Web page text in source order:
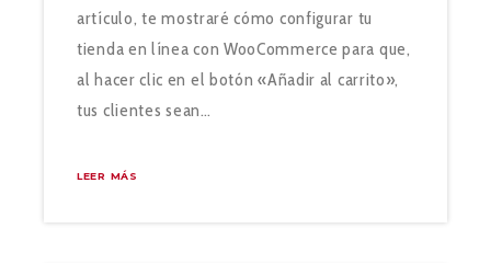
artículo, te mostraré cómo configurar tu
tienda en línea con WooCommerce para que,
al hacer clic en el botón «Añadir al carrito»,
tus clientes sean…
LEER MÁS